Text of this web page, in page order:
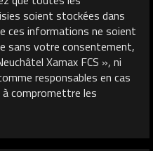
soient stockées dans
ces informations ne soient
sans votre consentement,
Xamax FCS », ni
responsables en cas
compromettre les